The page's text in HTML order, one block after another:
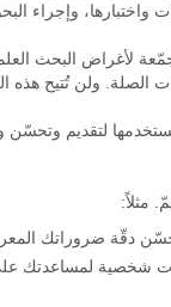
واختبارها،
لأغراض البحث
الصلة. ولن تُتيح هذه
لتقديم
مثلاً:
ضروراتك
شخصية